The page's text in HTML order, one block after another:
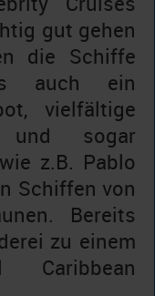
gut gehen
die Schiffe
auch ein
vielfältige
und sogar
z.B. Pablo
Schiffen von
Bereits
zu einem